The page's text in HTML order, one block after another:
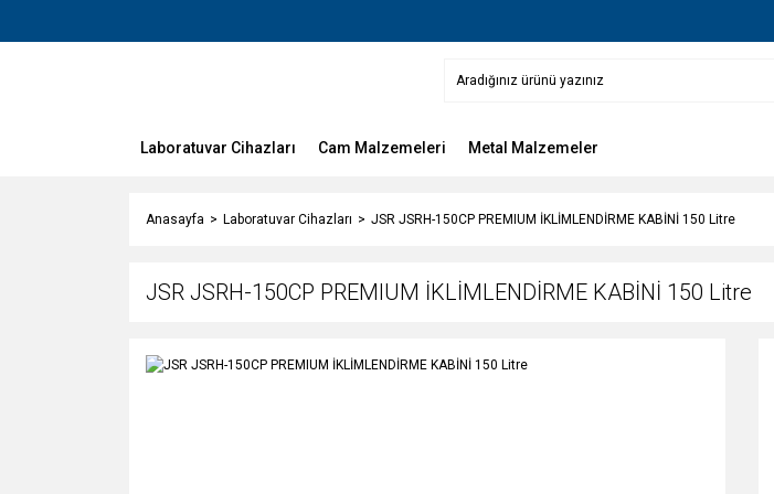
Laboratuvar Cihazları Cam Malzemeleri Metal Malzemeler
Anasayfa Laboratuvar Cihazları JSR JSRH-150CP PREMIUM İKLİMLENDİRME KABİNİ 150 Litre
JSR JSRH-150CP PREMIUM İKLİMLENDİRME KABİNİ 150 Litre